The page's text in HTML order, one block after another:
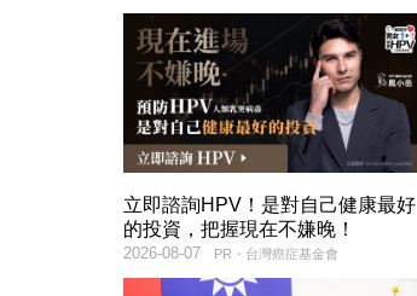
立即諮詢HPV！是對自己健康最好
的投資，把握現在不嫌晚！
PR・台灣癌症基金會
2026-08-07